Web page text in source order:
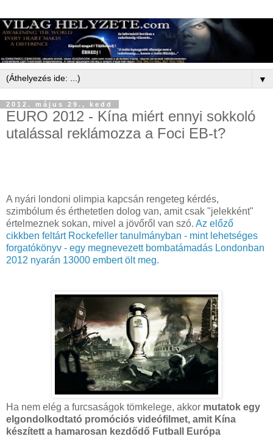
▼
2012. május 29., kedd
EURO 2012 - Kína miért ennyi sokkoló
utalással reklámozza a Foci EB-t?
A nyári londoni olimpia kapcsán rengeteg kérdés,
szimbólum és érthetetlen dolog van, amit csak "jelekként"
értelmeznek sokan, mivel a jövőről van szó. Az előző
cikkben feltárt Rockefeller tanulmányban - mint lehetséges
forgatókönyv - egy megnevezett bombatámadás Londonban
2012 nyarán 13000 embert ölt meg.
Ha nem elég a furcsaságok tömkelege, akkor mutatok egy
elgondolkodtató promóciós videófilmet, amit Kína
készített a hamarosan kezdődő Futball Európa